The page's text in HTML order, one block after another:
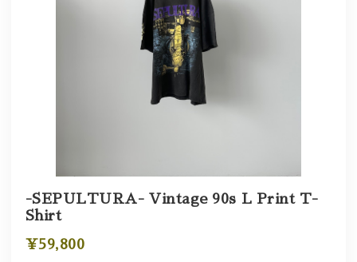
-SEPULTURA- Vintage 90s L Print T-
Shirt
¥59,800